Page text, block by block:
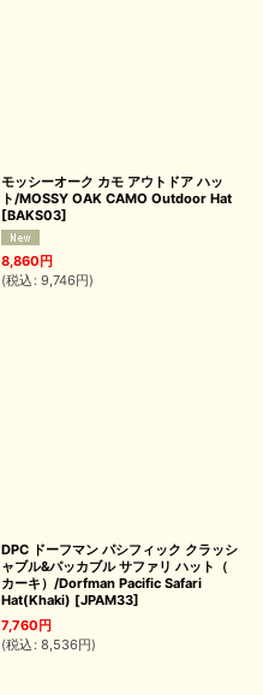
モッシーオーク カモ アウトドア ハッ
ト/MOSSY OAK CAMO Outdoor Hat
[BAKS03]
8,860円
(税込 : 9,746円)
DPC ドーフマン パシフィック クラッシ
ャブル&パッカブル サファリ ハット（
カーキ）/Dorfman Pacific Safari
Hat(Khaki) [JPAM33]
7,760円
(税込 : 8,536円)